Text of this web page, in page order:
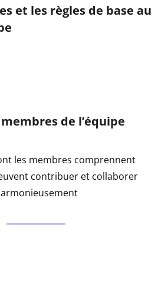
et les règles de base au
de l’équipe
les membres comprennent
contribuer et collaborer